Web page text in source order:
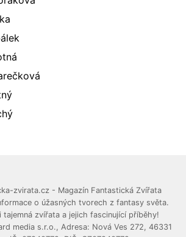
zvirata.cz - Magazín Fantastická Zvířata
o úžasných tvorech z fantasy světa.
tajemná zvířata a jejich fascinující příběhy!
media s.r.o., Adresa: Nová Ves 272, 46331